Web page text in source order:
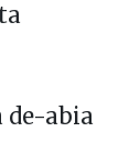
de-abia